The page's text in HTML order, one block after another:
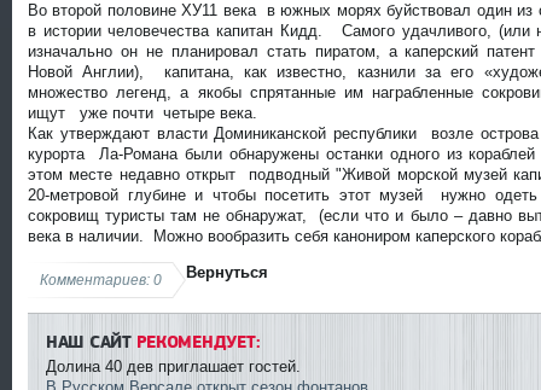
Во второй половине ХУ11 века в южных морях буйствовал один
в истории человечества капитан Кидд. Самого удачливого,
изначально он не планировал стать пиратом, а каперский
Новой Англии), капитана, как известно, казнили за его
множество легенд, а якобы спрятанные им награбленные
ищут уже почти четыре века.
Как утверждают власти Доминиканской республики возле
курорта Ла-Романа были обнаружены останки одного из
этом месте недавно открыт подводный "Живой морской музей
20-метровой глубине и чтобы посетить этот музей нужно
сокровищ туристы там не обнаружат, (если что и было – давно
века в наличии. Можно вообразить себя канониром каперского
Вернуться
Комментариев: 0
НАШ САЙТРЕКОМЕНДУЕТ:
Долина 40 дев приглашает гостей.